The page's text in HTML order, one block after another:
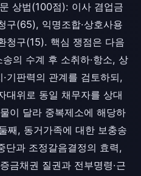
상법(100점): 이사 겸업금
구(65), 익명조합·상호사용
청구(15). 핵심 쟁점은 다음
의 수계 후 소취하·항소, 상
기판력의 관계를 검토하되,
대위로 동일 채무자를 상대
이 달라 중복제소에 해당하
째, 동거가족에 대한 보충송
단과 조정갈음결정의 효력,
금채권 질권과 전부명령·근